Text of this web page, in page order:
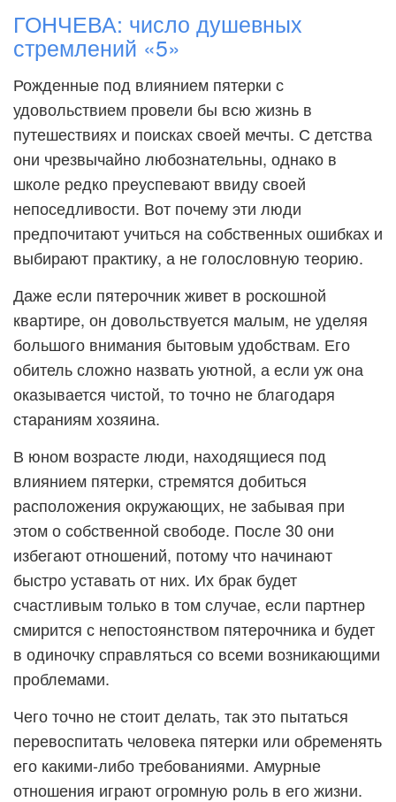
ГОНЧЕВА: число душевных
стремлений «5»
Рожденные под влиянием пятерки с
удовольствием провели бы всю жизнь в
путешествиях и поисках своей мечты. С детства
они чрезвычайно любознательны, однако в
школе редко преуспевают ввиду своей
непоседливости. Вот почему эти люди
предпочитают учиться на собственных ошибках и
выбирают практику, а не голословную теорию.
Даже если пятерочник живет в роскошной
квартире, он довольствуется малым, не уделяя
большого внимания бытовым удобствам. Его
обитель сложно назвать уютной, а если уж она
оказывается чистой, то точно не благодаря
стараниям хозяина.
В юном возрасте люди, находящиеся под
влиянием пятерки, стремятся добиться
расположения окружающих, не забывая при
этом о собственной свободе. После 30 они
избегают отношений, потому что начинают
быстро уставать от них. Их брак будет
счастливым только в том случае, если партнер
смирится с непостоянством пятерочника и будет
в одиночку справляться со всеми возникающими
проблемами.
Чего точно не стоит делать, так это пытаться
перевоспитать человека пятерки или обременять
его какими-либо требованиями. Амурные
отношения играют огромную роль в его жизни.